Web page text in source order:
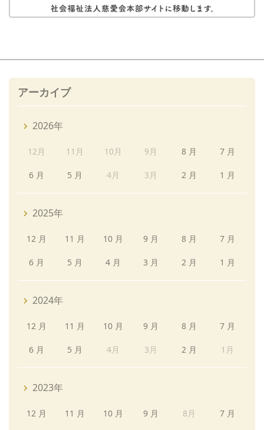
アーカイブ
2026年
12月 11月 10月 9月 8 月 7 月
6 月 5 月 4月 3月 2 月 1 月
2025年
12 月 11 月 10 月 9 月 8 月 7 月
6 月 5 月 4 月 3 月 2 月 1 月
2024年
12 月 11 月 10 月 9 月 8 月 7 月
6 月 5 月 4月 3月 2 月 1月
2023年
12 月 11 月 10 月 9 月 8月 7 月